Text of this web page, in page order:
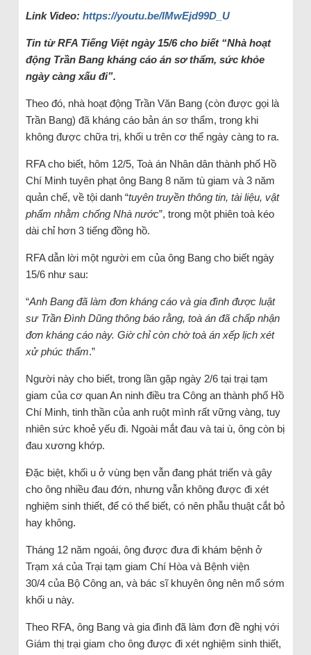
Link Video: https://youtu.be/lMwEjd99D_U
Tin từ RFA Tiếng Việt ngày 15/6 cho biết “Nhà hoạt
động Trần Bang kháng cáo án sơ thẩm, sức khỏe
ngày càng xấu đi”.
Theo đó, nhà hoạt động Trần Văn Bang (còn được gọi là
Trần Bang) đã kháng cáo bản án sơ thẩm, trong khi
không được chữa trị, khối u trên cơ thể ngày càng to ra.
RFA cho biết, hôm 12/5, Toà án Nhân dân thành phố Hồ
Chí Minh tuyên phạt ông Bang 8 năm tù giam và 3 năm
quản chế, về tội danh “tuyên truyền thông tin, tài liệu, vật
phẩm nhằm chống Nhà nước”, trong một phiên toà kéo
dài chỉ hơn 3 tiếng đồng hồ.
RFA dẫn lời một người em của ông Bang cho biết ngày
15/6 như sau:
“Anh Bang đã làm đơn kháng cáo và gia đình được luật
sư Trần Đình Dũng thông báo rằng, toà án đã chấp nhận
đơn kháng cáo này. Giờ chỉ còn chờ toà án xếp lịch xét
xử phúc thẩm.”
Người này cho biết, trong lần gặp ngày 2/6 tại trại tạm
giam của cơ quan An ninh điều tra Công an thành phố Hồ
Chí Minh, tinh thần của anh ruột mình rất vững vàng, tuy
nhiên sức khoẻ yếu đi. Ngoài mắt đau và tai ù, ông còn bị
đau xương khớp.
Đặc biệt, khối u ở vùng bẹn vẫn đang phát triển và gây
cho ông nhiều đau đớn, nhưng vẫn không được đi xét
nghiệm sinh thiết, để có thể biết, có nên phẫu thuật cắt bỏ
hay không.
Tháng 12 năm ngoái, ông được đưa đi khám bệnh ở
Trạm xá của Trại tạm giam Chí Hòa và Bệnh viện
30/4 của Bộ Công an, và bác sĩ khuyên ông nên mổ sớm
khối u này.
Theo RFA, ông Bang và gia đình đã làm đơn đề nghị với
Giám thị trại giam cho ông được đi xét nghiệm sinh thiết,